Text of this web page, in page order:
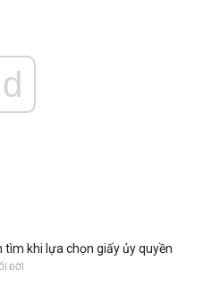
tìm khi lựa chọn giấy ủy quyền
ĐỜI